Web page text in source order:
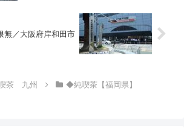
／大阪府岸和田市
茶 九州 ◆純喫茶【福岡県】